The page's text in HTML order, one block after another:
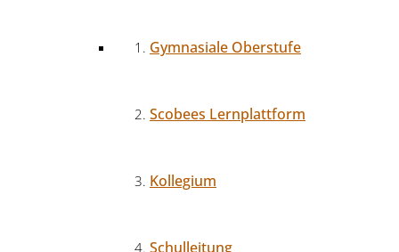
Gymnasiale Oberstufe
Scobees Lernplattform
Kollegium
Schulleitung